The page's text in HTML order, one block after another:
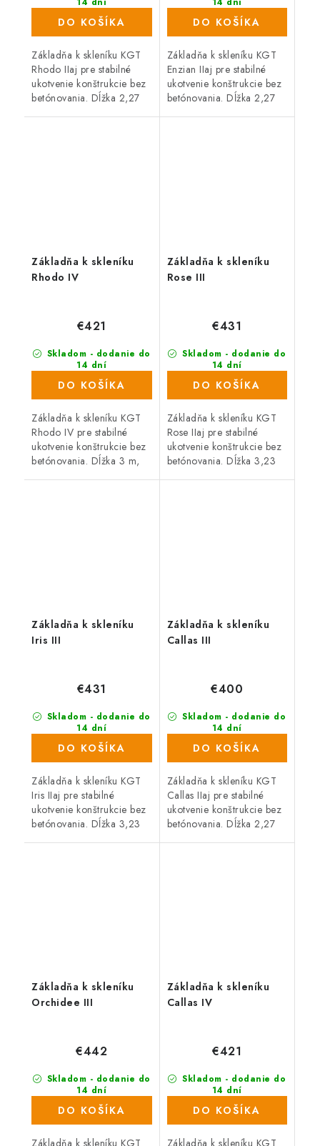
DO KOŠÍKA
Základňa k skleníku KGT
Rhodo IIaj pre stabilné
ukotvenie konštrukcie bez
betónovania. Dĺžka 2,27
DO KOŠÍKA
Základňa k skleníku KGT
Enzian IIaj pre stabilné
ukotvenie konštrukcie bez
betónovania. Dĺžka 2,27
Základňa k skleníku
Rhodo IV
Skladom - dodanie do
14 dní
€421
DO KOŠÍKA
Základňa k skleníku KGT
Rhodo IV pre stabilné
ukotvenie konštrukcie bez
betónovania. Dĺžka 3 m,
Základňa k skleníku
Rose III
Skladom - dodanie do
14 dní
€431
DO KOŠÍKA
Základňa k skleníku KGT
Rose IIaj pre stabilné
ukotvenie konštrukcie bez
betónovania. Dĺžka 3,23
Základňa k skleníku
Iris III
Skladom - dodanie do
14 dní
€431
DO KOŠÍKA
Základňa k skleníku KGT
Iris IIaj pre stabilné
ukotvenie konštrukcie bez
betónovania. Dĺžka 3,23
Základňa k skleníku
Callas III
Skladom - dodanie do
14 dní
€400
DO KOŠÍKA
Základňa k skleníku KGT
Callas IIaj pre stabilné
ukotvenie konštrukcie bez
betónovania. Dĺžka 2,27
Základňa k skleníku
Orchidee III
Skladom - dodanie do
14 dní
€442
DO KOŠÍKA
Základňa k skleníku
Callas IV
Skladom - dodanie do
14 dní
€421
DO KOŠÍKA